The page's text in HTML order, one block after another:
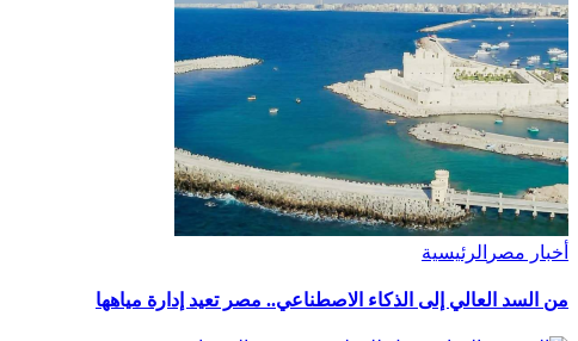
أخبار مصر الرئيسية
من السد العالي إلى الذكاء الاصطناعي.. مصر تعيد إدارة مياهها